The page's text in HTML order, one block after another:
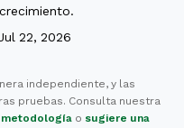
22, 2026
independiente, y las
pruebas. Consulta nuestra
metodologíao sugiere una